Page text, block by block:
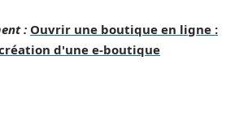
: Ouvrir une boutique en ligne :
d'une e-boutique